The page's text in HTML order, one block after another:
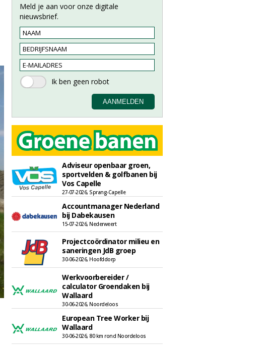
Meld je aan voor onze digitale
nieuwsbrief.
Adviseur openbaar groen,
sportvelden & golfbanen bij
Vos Capelle
27-07-2026, Sprang-Capelle
Accountmanager Nederland
bij Dabekausen
15-07-2026, Nederweert
Projectcoördinator milieu en
saneringen JdB groep
30-06-2026, Hoofddorp
Werkvoorbereider /
calculator Groendaken bij
Wallaard
30-06-2026, Noordeloos
European Tree Worker bij
Wallaard
30-06-2026, 80 km rond Noordeloos